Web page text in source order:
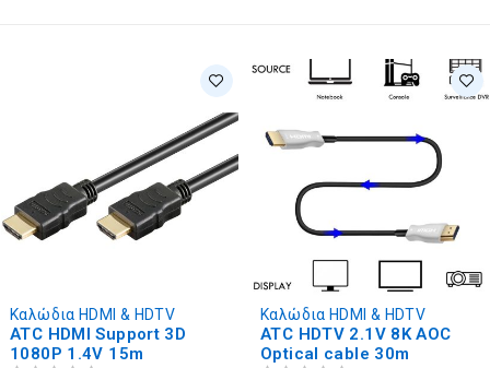
Καλώδια HDMI & HDTV
ATC HDMI Support 3D
1080P 1.4V 15m
Καλώδια HDMI & HDTV
ATC HDTV 2.1V 8K AOC
Optical cable 30m